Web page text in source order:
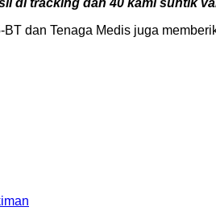
dan Tenaga Medis juga